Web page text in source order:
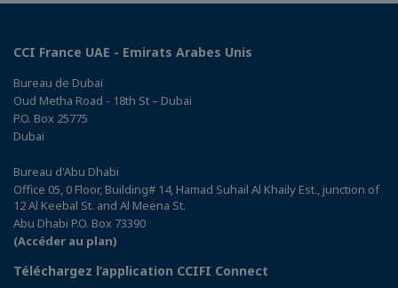
CCI France UAE - Emirats Arabes Unis
Bureau de Dubaï
Oud Metha Road - 18th St – Dubai
P.O. Box 25775
Dubaï
Bureau d'Abu Dhabi
Office 05, 0 Floor, Building# 14, Hamad Suhail Al Khaily Est., junction of
12 Al Keebal St. and Al Meena St.
Abu Dhabi P.O. Box 73390
(Accéder au plan)
Téléchargez l’application CCIFI Connect